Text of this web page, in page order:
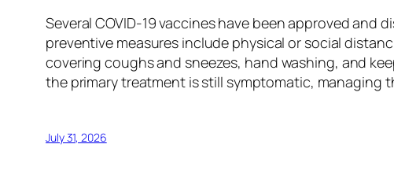
Several COVID-19 vaccines have been approved
preventive measures include physical or social
covering coughs and sneezes, hand washing, and
the primary treatment is still symptomatic, managing
July 31, 2026